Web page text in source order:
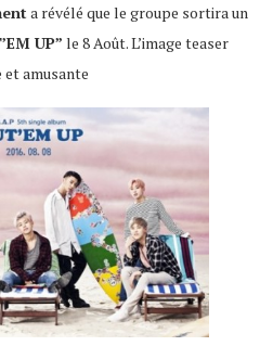
a révélé que le groupe sortira un
UP” le 8 Août. L’image teaser
et amusante